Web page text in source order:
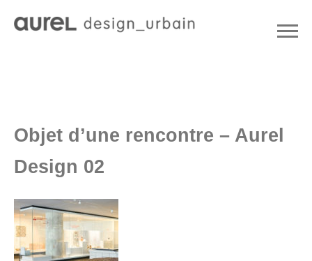
Objet d’une rencontre – Aurel
Design 02